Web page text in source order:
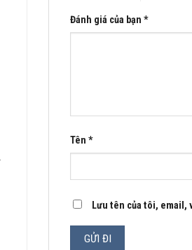
Đánh giá của bạn *
Tên *
Lưu tên của tôi, email,